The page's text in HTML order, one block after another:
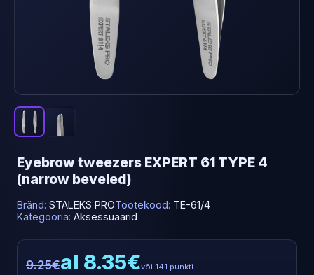
Eyebrow tweezers EXPERT 61 TYPE 4
(narrow beveled)
Bränd: STALEKS PROTootekood: TE-61/4
Kategooria: Aksessuaarid
9.25€al 8.35€või 141 punkti